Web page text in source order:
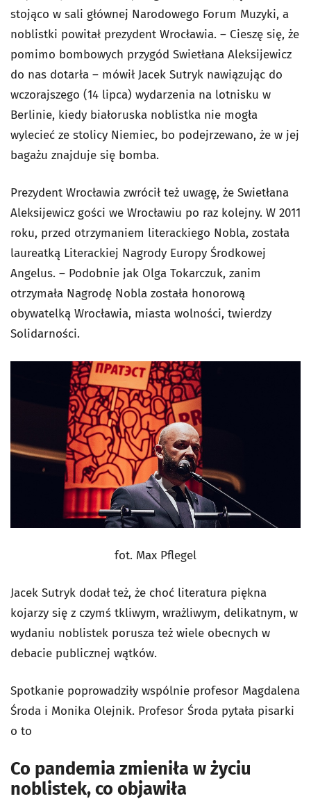
stojąco w sali głównej Narodowego Forum Muzyki, a
noblistki powitał prezydent Wrocławia. – Cieszę się, że
pomimo bombowych przygód Swietłana Aleksijewicz
do nas dotarła – mówił Jacek Sutryk nawiązując do
wczorajszego (14 lipca) wydarzenia na lotnisku w
Berlinie, kiedy białoruska noblistka nie mogła
wylecieć ze stolicy Niemiec, bo podejrzewano, że w jej
bagażu znajduje się bomba.
Prezydent Wrocławia zwrócił też uwagę, że Swietłana
Aleksijewicz gości we Wrocławiu po raz kolejny. W 2011
roku, przed otrzymaniem literackiego Nobla, została
laureatką Literackiej Nagrody Europy Środkowej
Angelus. – Podobnie jak Olga Tokarczuk, zanim
otrzymała Nagrodę Nobla została honorową
obywatelką Wrocławia, miasta wolności, twierdzy
Solidarności.
fot. Max Pflegel
Jacek Sutryk dodał też, że choć literatura piękna
kojarzy się z czymś tkliwym, wrażliwym, delikatnym, w
wydaniu noblistek porusza też wiele obecnych w
debacie publicznej wątków.
Spotkanie poprowadziły wspólnie profesor Magdalena
Środa i Monika Olejnik. Profesor Środa pytała pisarki
o to
Co pandemia zmieniła w życiu
noblistek, co objawiła